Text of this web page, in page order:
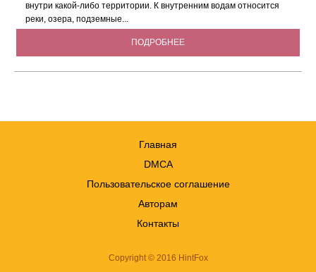
внутри какой-либо территории. К внутренним водам относится
реки, озера, подземные...
ПОДРОБНЕЕ
Copyright © 2016 HintFox
Главная
DMCA
Пользовательское соглашение
Авторам
Контакты